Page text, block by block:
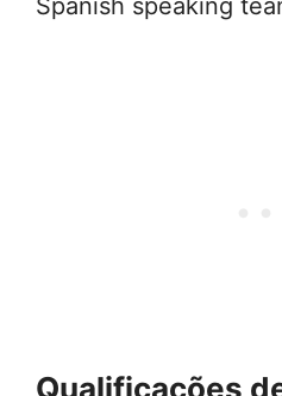
Spanish speaking
Qualificações